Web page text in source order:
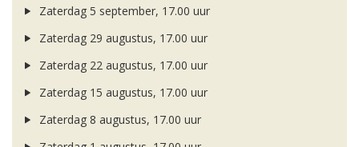
Zaterdag 5 september, 17.00 uur
Zaterdag 29 augustus, 17.00 uur
Zaterdag 22 augustus, 17.00 uur
Zaterdag 15 augustus, 17.00 uur
Zaterdag 8 augustus, 17.00 uur